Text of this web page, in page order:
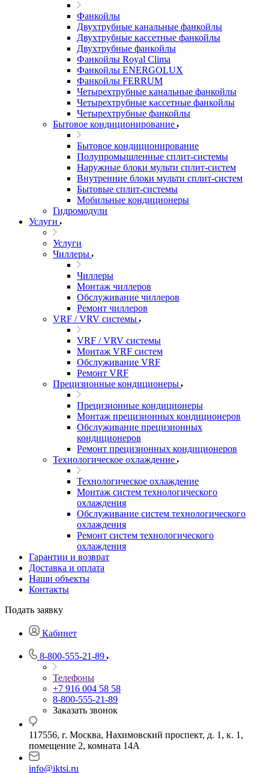
Фанкойлы
Двухтрубные канальные фанкойлы
Двухтрубные кассетные фанкойлы
Двухтрубные фанкойлы
Фанкойлы Royal Clima
Фанкойлы ENERGOLUX
Фанкойлы FERRUM
Четырехтрубные канальные фанкойлы
Четырехтрубные кассетные фанкойлы
Четырехтрубные фанкойлы
Бытовое кондиционирование
Бытовое кондиционирование
Полупромышленные сплит-системы
Наружные блоки мульти сплит-систем
Внутренние блоки мульти сплит-систем
Бытовые сплит-системы
Мобильные кондиционеры
Гидромодули
Услуги
Услуги
Чиллеры
Чиллеры
Монтаж чиллеров
Обслуживание чиллеров
Ремонт чиллеров
VRF / VRV системы
VRF / VRV системы
Монтаж VRF систем
Обслуживание VRF
Ремонт VRF
Прецизионные кондиционеры
Прецизионные кондиционеры
Монтаж прецизионных кондиционеров
Обслуживание прецизионных
кондиционеров
Ремонт прецизионных кондиционеров
Технологическое охлаждение
Технологическое охлаждение
Монтаж систем технологического
охлаждения
Обслуживание систем технологического
охлаждения
Ремонт систем технологического
охлаждения
Гарантии и возврат
Доставка и оплата
Наши объекты
Контакты
Подать заявку
Кабинет
8-800-555-21-89
Телефоны
+7 916 004 58 58
8-800-555-21-89
Заказать звонок
117556, г. Москва, Нахимовский проспект, д. 1, к. 1,
помещение 2, комната 14А
info@iktsi.ru